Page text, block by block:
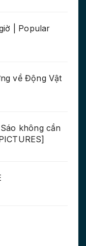
| Popular
về Động Vật
không cần